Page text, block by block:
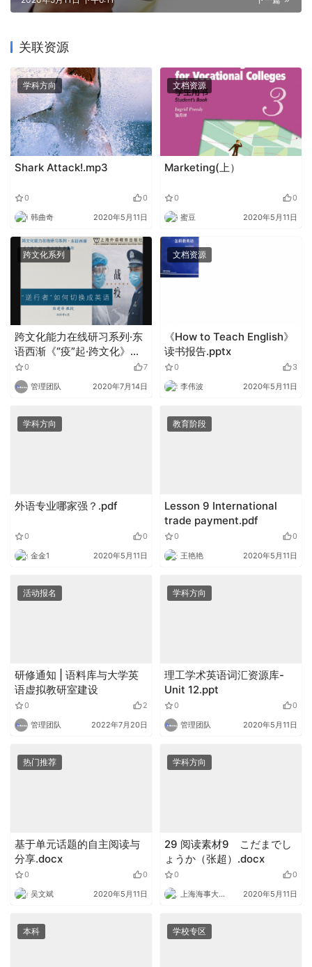
关联资源
学科方向
Shark Attack!.mp3
0 0
韩曲奇 2020年5月11日
文档资源
Marketing(上）
0 0
蜜豆 2020年5月11日
跨文化系列
跨文化能力在线研习系列·东
语西渐《“疫”起·跨文化》第
二期
0 7
管理团队 2020年7月14日
文档资源
《How to Teach English》
读书报告.pptx
0 3
李伟波 2020年5月11日
学科方向
外语专业哪家强？.pdf
0 0
金金1 2020年5月11日
教育阶段
Lesson 9 International
trade payment.pdf
0 0
王艳艳 2020年5月11日
活动报名
研修通知 | 语料库与大学英
语虚拟教研室建设
0 2
管理团队 2022年7月20日
学科方向
理工学术英语词汇资源库-
Unit 12.ppt
0 0
管理团队 2020年5月11日
热门推荐
基于单元话题的自主阅读与
分享.docx
0 0
吴文斌 2020年5月11日
学科方向
29 阅读素材9 こだまでし
ょうか（张超）.docx
0 0
上海海事大学外语 2020年5月11日
本科 学校专区